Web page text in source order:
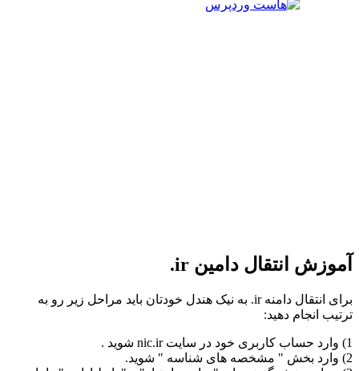
آموزش انتقال دامین ir.
برای انتقال دامنه ir. به نیک هندل خودتان باید مراحل زیر رو به
ترتیب انجام دهید:
1) وارد حساب کاربری خود در سایت nic.ir شوید .
2) وارد بخش " مشخصه های شناسه " شوید.